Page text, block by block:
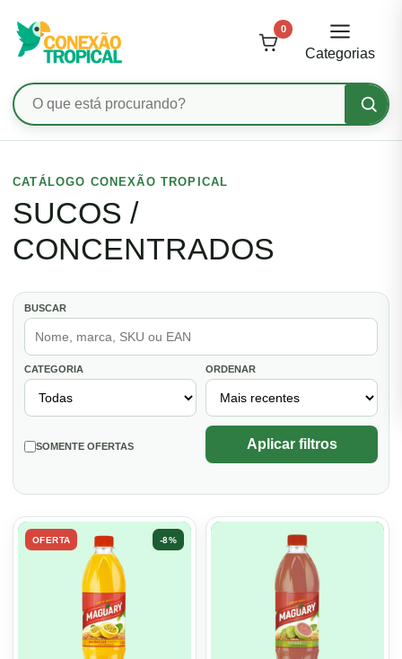
Pesquisar
produtos
0
Categorias
conteúdo
CATÁLOGO CONEXÃO TROPICAL
SUCOS /
CONCENTRADOS
BUSCAR
CATEGORIA ORDENAR
SOMENTE OFERTAS Aplicar filtros
OFERTA -8%